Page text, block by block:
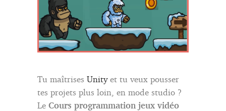
Tu maîtrises Unityet tu veux pousser
tes projets plus loin, en mode studio ?
Le Cours programmation jeux vidéo